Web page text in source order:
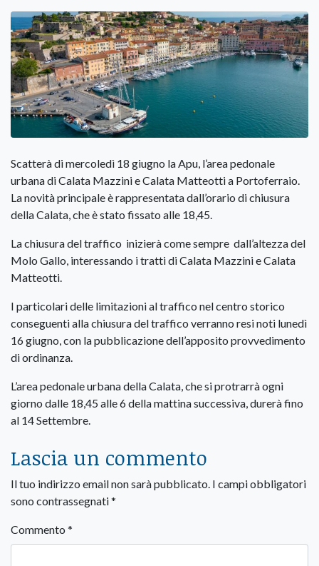
Scatterà di mercoledì 18 giugno la Apu, l’area pedonale
urbana di Calata Mazzini e Calata Matteotti a Portoferraio.
La novità principale è rappresentata dall’orario di chiusura
della Calata, che è stato fissato alle 18,45.
La chiusura del traffico inizierà come sempre dall’altezza del
Molo Gallo, interessando i tratti di Calata Mazzini e Calata
Matteotti.
I particolari delle limitazioni al traffico nel centro storico
conseguenti alla chiusura del traffico verranno resi noti lunedì
16 giugno, con la pubblicazione dell’apposito provvedimento
di ordinanza.
L’area pedonale urbana della Calata, che si protrarrà ogni
giorno dalle 18,45 alle 6 della mattina successiva, durerà fino
al 14 Settembre.
Lascia un commento
Il tuo indirizzo email non sarà pubblicato. I campi obbligatori
sono contrassegnati*
Commento *